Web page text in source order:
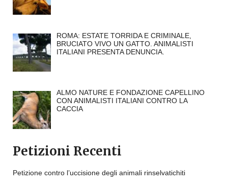
ROMA: ESTATE TORRIDA E CRIMINALE,
BRUCIATO VIVO UN GATTO. ANIMALISTI
ITALIANI PRESENTA DENUNCIA.
ALMO NATURE E FONDAZIONE CAPELLINO
CON ANIMALISTI ITALIANI CONTRO LA
CACCIA
Petizioni Recenti
Petizione contro l’uccisione degli animali rinselvatichiti